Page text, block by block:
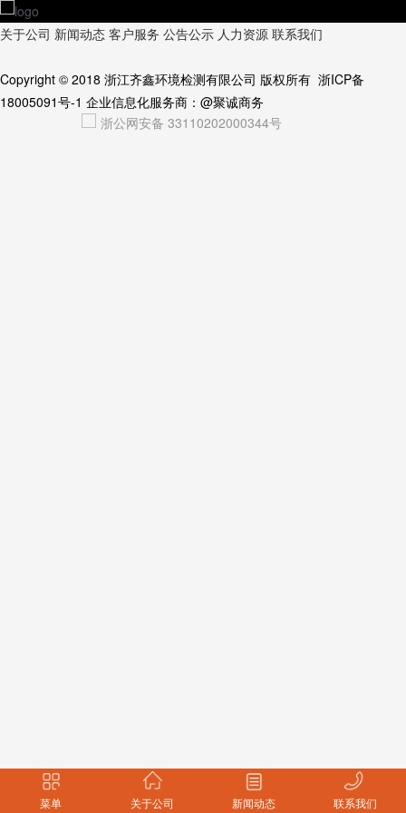
关于公司 新闻动态 客户服务 公告公示 人力资源 联系我们
Copyright © 2018 浙江齐鑫环境检测有限公司 版权所有 浙ICP备
18005091号-1 企业信息化服务商： @聚诚商务
浙公网安备 33110202000344号
菜单 关于公司 新闻动态 联系我们